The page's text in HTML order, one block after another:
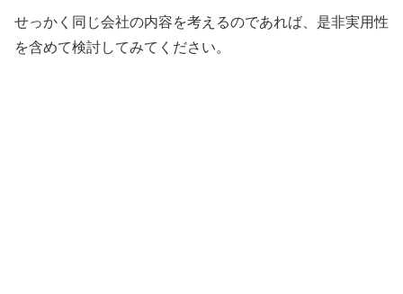
せっかく同じ会社の内容を考えるのであれば、是非実用性
を含めて検討してみてください。